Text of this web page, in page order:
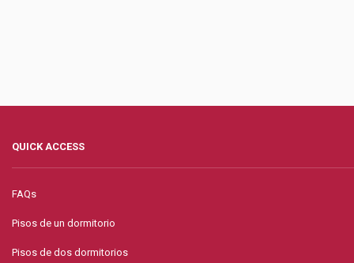
QUICK ACCESS
FAQs
Pisos de un dormitorio
Pisos de dos dormitorios